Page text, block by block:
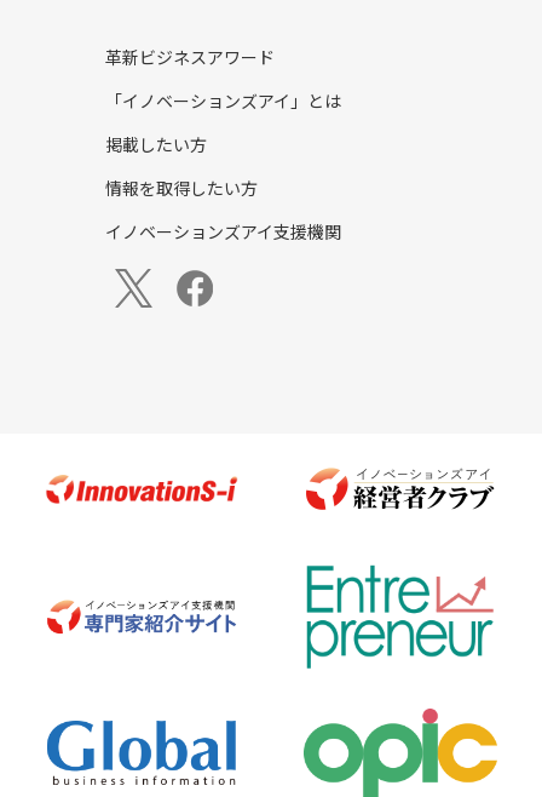
革新ビジネスアワード
「イノベーションズアイ」とは
掲載したい方
情報を取得したい方
イノベーションズアイ支援機関